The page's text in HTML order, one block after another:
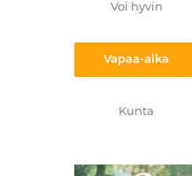
Voi hyvin
Vapaa-aika
Kunta